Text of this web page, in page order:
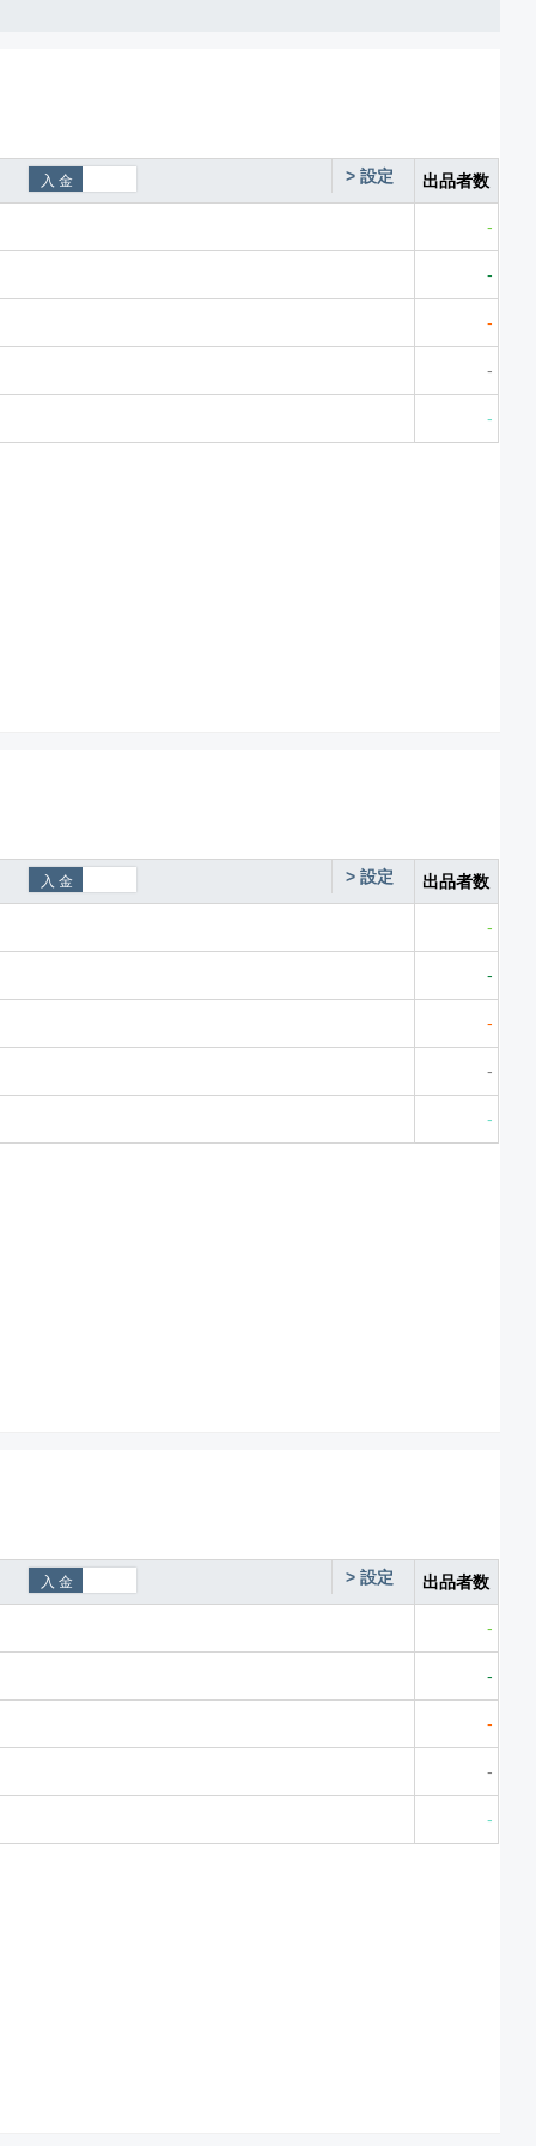
> 設定 出品者数
-
-
-
-
-
> 設定 出品者数
-
-
-
-
-
> 設定 出品者数
-
-
-
-
-